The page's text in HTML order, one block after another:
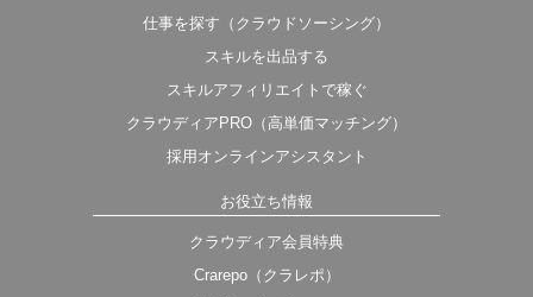
仕事を探す（クラウドソーシング）
スキルを出品する
スキルアフィリエイトで稼ぐ
クラウディアPRO（高単価マッチング）
採用オンラインアシスタント
お役立ち情報
クラウディア会員特典
Crarepo（クラレポ）